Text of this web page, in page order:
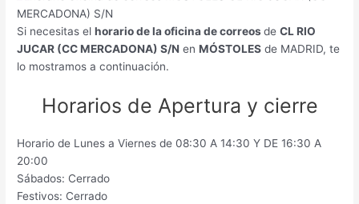
Si necesitas elhorario de la oficina de correosdeCL RIO
JUCAR (CC MERCADONA) S/N enMÓSTOLES de MADRID, te
lo mostramos a continuación.
Horarios de Apertura y cierre
Horario de Lunes a Viernes de 08:30 A 14:30 Y DE 16:30 A
20:00
Sábados: Cerrado
Festivos: Cerrado